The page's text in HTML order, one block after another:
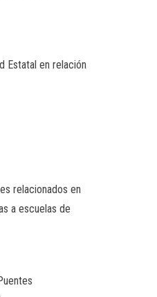
Estatal en relación
relacionados en
a escuelas de